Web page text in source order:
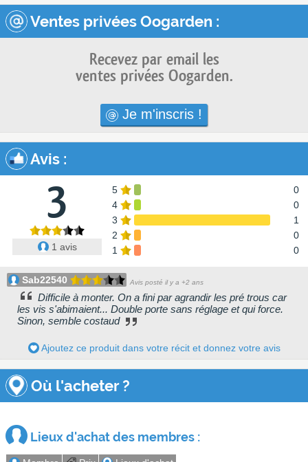
Ventes privées Oogarden :
Recevez par email les
ventes privées Oogarden.
Je m'inscris !
Avis :
3
1 avis
5
0
4
0
3
1
2
0
1
0
Sab22540 Avis posté il y a +2 ans
Difficile à monter. On a fini par agrandir les pré trous car
les vis s'abimaient... Double porte sans réglage et qui force.
Sinon, semble costaud
Ajoutez ce produit dans votre récit et donnez votre avis
Où l'acheter ?
Lieux d'achat des membres :